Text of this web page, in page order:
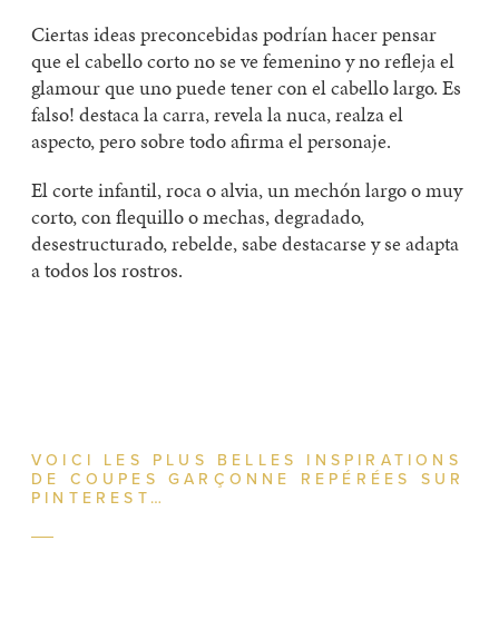
Ciertas ideas preconcebidas podrían hacer pensar
que el cabello corto no se ve femenino y no refleja el
glamour que uno puede tener con el cabello largo. Es
falso! destaca la carra, revela la nuca, realza el
aspecto, pero sobre todo afirma el personaje.
El corte infantil, roca o alvia, un mechón largo o muy
corto, con flequillo o mechas, degradado,
desestructurado, rebelde, sabe destacarse y se adapta
a todos los rostros.
VOICI LES PLUS BELLES INSPIRATIONS
DE COUPES GARÇONNE REPÉRÉES SUR
PINTEREST…